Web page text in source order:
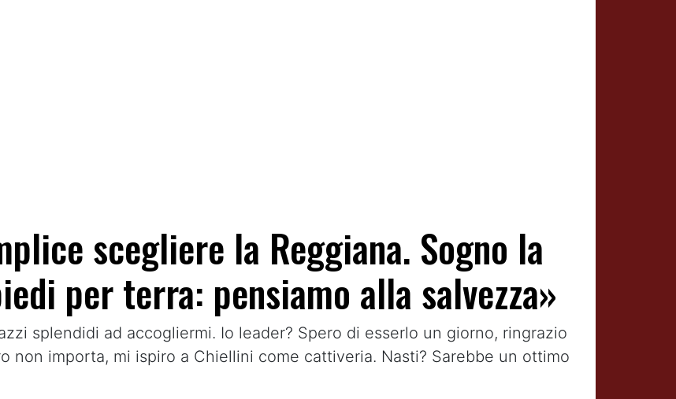
scegliere la Reggiana. Sogno la
per terra: pensiamo alla salvezza»
splendidi ad accogliermi. Io leader? Spero di esserlo un giorno, ringrazio
non importa, mi ispiro a Chiellini come cattiveria. Nasti? Sarebbe un ottimo